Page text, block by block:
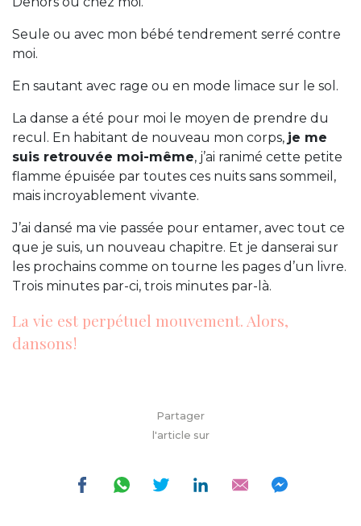
Seule ou avec mon bébé tendrement serré contre
moi.
En sautant avec rage ou en mode limace sur le sol.
La danse a été pour moi le moyen de prendre du
recul. En habitant de nouveau mon corps, je me
suis retrouvée moi-même, j’ai ranimé cette petite
flamme épuisée par toutes ces nuits sans sommeil,
mais incroyablement vivante.
J’ai dansé ma vie passée pour entamer, avec tout ce
que je suis, un nouveau chapitre. Et je danserai sur
les prochains comme on tourne les pages d’un livre.
Trois minutes par-ci, trois minutes par-là.
La vie est perpétuel mouvement. Alors,
dansons !
Partager
l'article sur